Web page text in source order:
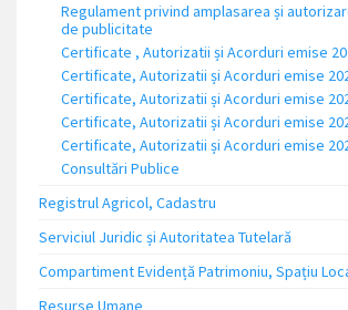
Regulament privind amplasarea și
de publicitate
Certificate , Autorizatii și Acorduri emise
Certificate, Autorizatii și Acorduri emise
Certificate, Autorizatii și Acorduri emise
Certificate, Autorizatii și Acorduri emise
Certificate, Autorizatii și Acorduri emise
Consultări Publice
Registrul Agricol, Cadastru
Serviciul Juridic și Autoritatea Tutelară
Compartiment Evidență Patrimoniu, Spațiu
Resurse Umane